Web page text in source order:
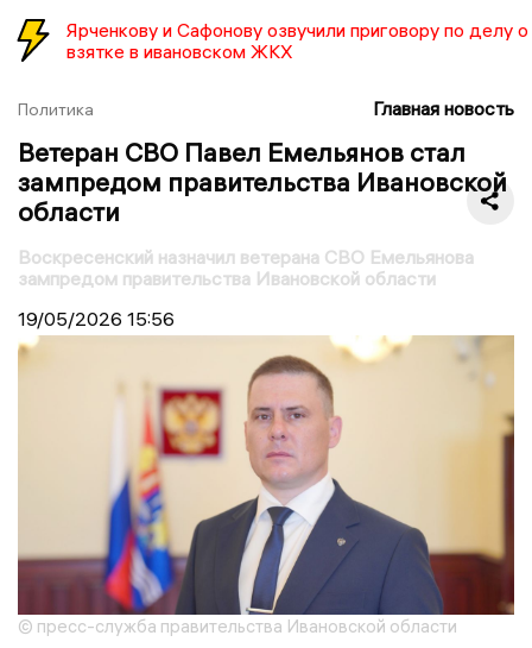
Ярченкову и Сафонову озвучили приговору по делу о
взятке в ивановском ЖКХ
Политика Главная новость
Ветеран СВО Павел Емельянов стал
зампредом правительства Ивановской
области
Воскресенский назначил ветерана СВО Емельянова
зампредом правительства Ивановской области
19/05/2026 15:56
© пресс-служба правительства Ивановской области